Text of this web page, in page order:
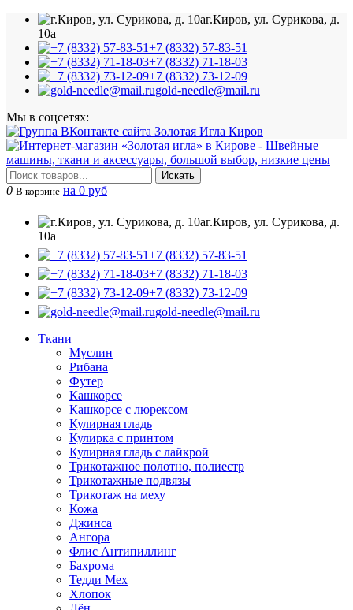
г.Киров, ул. Сурикова, д.
10а
+7 (8332) 57-83-51
+7 (8332) 71-18-03
+7 (8332) 73-12-09
gold-needle@mail.ru
Мы в соцсетях:
Искать
0 В корзине на 0 руб
г.Киров, ул. Сурикова, д.
10а
+7 (8332) 57-83-51
+7 (8332) 71-18-03
+7 (8332) 73-12-09
gold-needle@mail.ru
Ткани
Муслин
Рибана
Футер
Кашкорсе
Кашкорсе с люрексом
Кулирная гладь
Кулирка с принтом
Кулирная гладь с лайкрой
Трикотажное полотно, полиестр
Трикотажные подвязы
Трикотаж на меху
Кожа
Джинса
Ангора
Флис Антипиллинг
Бахрома
Тедди Мех
Хлопок